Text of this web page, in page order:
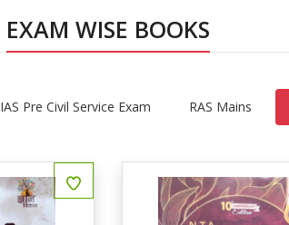
EXAM WISE BOOKS
IAS Pre Civil Service Exam RAS Mains